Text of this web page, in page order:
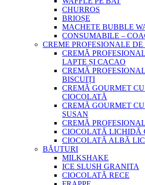
CHURROS
BRIOȘE
MACHETE BUBBLE
CONSUMABILE –
CREME PROFESIONALE
CREMĂ
LAPTE ȘI CACAO
CREMĂ
BISCUIȚI
CREMĂ GOURMET
CIOCOLATĂ
CREMĂ GOURMET
SUSAN
CREMĂ
CIOCOLATĂ LICHIDĂ
CIOCOLATĂ ALBĂ
BĂUTURI
MILKSHAKE
ICE SLUSH GRANITA
CIOCOLATĂ RECE